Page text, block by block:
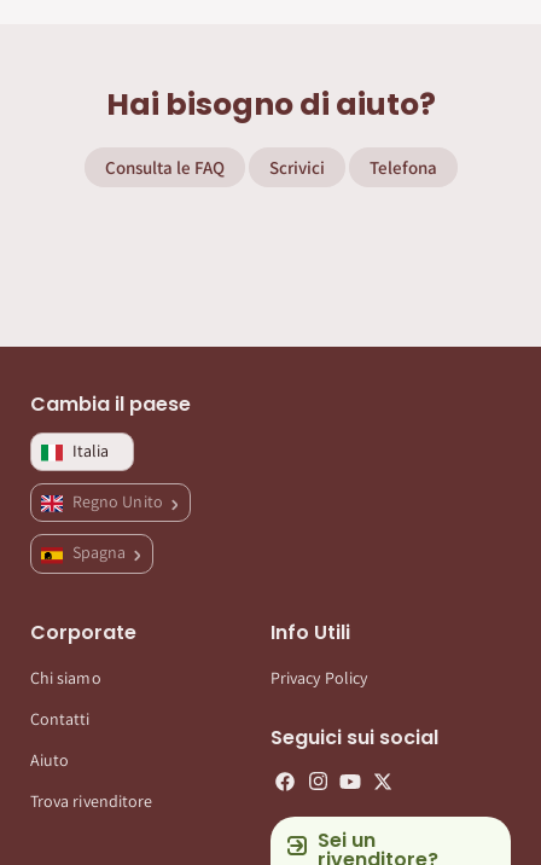
Hai bisogno di aiuto?
Consulta le FAQ Scrivici Telefona
Cambia il paese
Italia
Regno Unito
Spagna
Corporate
Chi siamo
Contatti
Aiuto
Trova rivenditore
Info Utili
Privacy Policy
Seguici sui social
Sei un